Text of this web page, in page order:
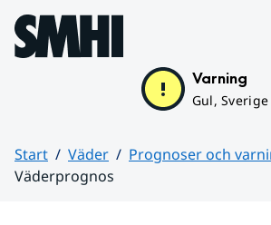
Hoppa till sidans innehåll
Varning
Gul, Sverige
Start Väder
Prognoser och
Väderprognos